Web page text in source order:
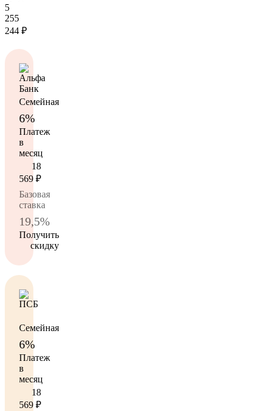
5
255
244 ₽
Семейная
6%
Платеж
в
месяц
18
569 ₽
Базовая
ставка
19,5%
Получить
скидку
Семейная
6%
Платеж
в
месяц
18
569 ₽